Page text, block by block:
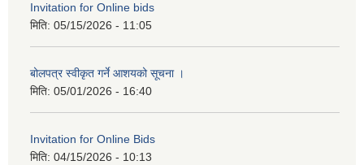
Invitation for Online bids
मिति: 05/15/2026 - 11:05
बोलपत्र स्वीकृत गर्ने आशयको सूचना ।
मिति: 05/01/2026 - 16:40
Invitation for Online Bids
मिति: 04/15/2026 - 10:13